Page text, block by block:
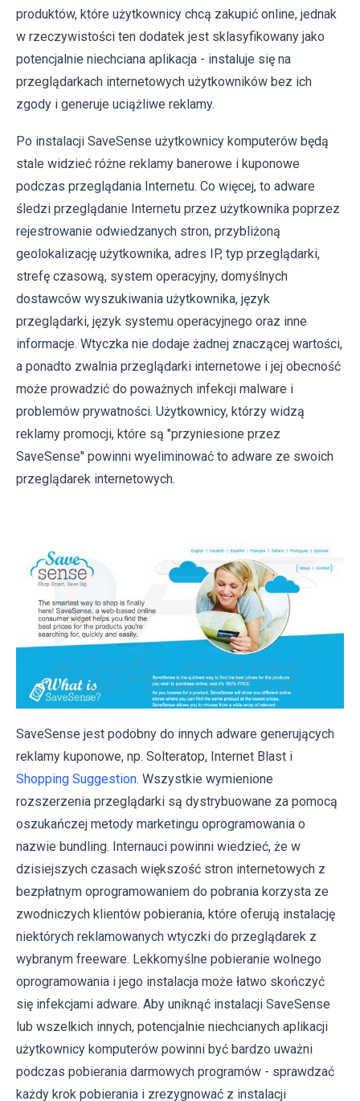
produktów, które użytkownicy chcą zakupić online, jednak
w rzeczywistości ten dodatek jest sklasyfikowany jako
potencjalnie niechciana aplikacja - instaluje się na
przeglądarkach internetowych użytkowników bez ich
zgody i generuje uciążliwe reklamy.
Po instalacji SaveSense użytkownicy komputerów będą
stale widzieć różne reklamy banerowe i kuponowe
podczas przeglądania Internetu. Co więcej, to adware
śledzi przeglądanie Internetu przez użytkownika poprzez
rejestrowanie odwiedzanych stron, przybliżoną
geolokalizację użytkownika, adres IP, typ przeglądarki,
strefę czasową, system operacyjny, domyślnych
dostawców wyszukiwania użytkownika, język
przeglądarki, język systemu operacyjnego oraz inne
informacje. Wtyczka nie dodaje żadnej znaczącej wartości,
a ponadto zwalnia przeglądarki internetowe i jej obecność
może prowadzić do poważnych infekcji malware i
problemów prywatności. Użytkownicy, którzy widzą
reklamy promocji, które są "przyniesione przez
SaveSense" powinni wyeliminować to adware ze swoich
przeglądarek internetowych.
SaveSense jest podobny do innych adware generujących
reklamy kuponowe, np. Solteratop, Internet Blast i
Shopping Suggestion. Wszystkie wymienione
rozszerzenia przeglądarki są dystrybuowane za pomocą
oszukańczej metody marketingu oprogramowania o
nazwie bundling. Internauci powinni wiedzieć, że w
dzisiejszych czasach większość stron internetowych z
bezpłatnym oprogramowaniem do pobrania korzysta ze
zwodniczych klientów pobierania, które oferują instalację
niektórych reklamowanych wtyczki do przeglądarek z
wybranym freeware. Lekkomyślne pobieranie wolnego
oprogramowania i jego instalacja może łatwo skończyć
się infekcjami adware. Aby uniknąć instalacji SaveSense
lub wszelkich innych, potencjalnie niechcianych aplikacji
użytkownicy komputerów powinni być bardzo uważni
podczas pobierania darmowych programów - sprawdzać
każdy krok pobierania i zrezygnować z instalacji